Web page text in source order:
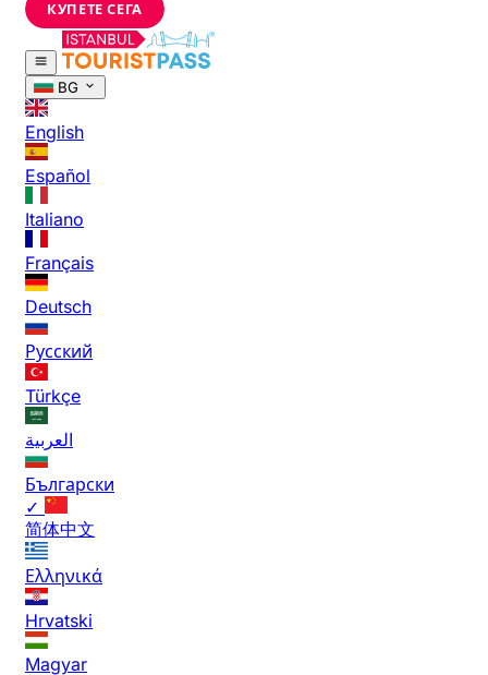
КУПЕТЕ СЕГА
BG
English
Español
Italiano
Français
Deutsch
Русский
Türkçe
العربية
Български
✓
简体中文
Ελληνικά
Hrvatski
Magyar